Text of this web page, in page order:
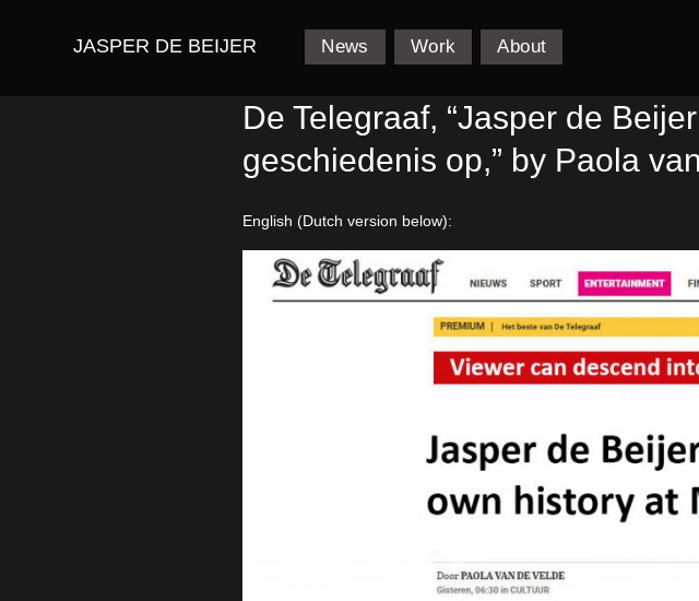
JASPER DE BEIJER News Work About
De Telegraaf, “Jasper de
geschiedenis op,” by Paola
English (Dutch version below):